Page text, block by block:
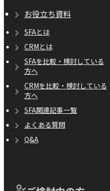
お役立ち資料
SFAとは
CRMとは
SFAを比較・検討している
方へ
CRMを比較・検討している
方へ
SFA関連記事一覧
よくある質問
Q&A